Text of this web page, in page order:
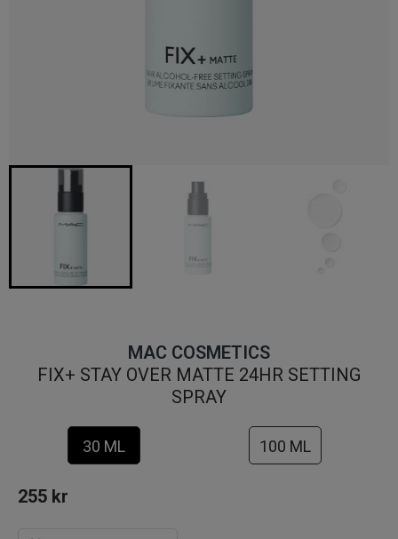
MAC COSMETICS
FIX+ STAY OVER MATTE 24HR SETTING
SPRAY
30 ML 100 ML
255 kr